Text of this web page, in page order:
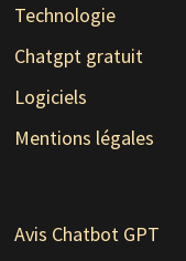
Technologie
Chatgpt gratuit
Logiciels
Mentions légales
Avis Chatbot GPT